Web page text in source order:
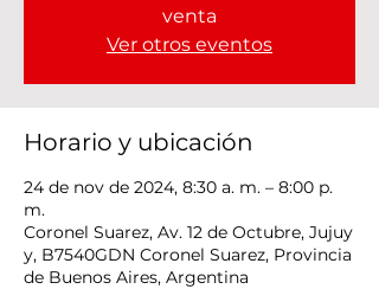
venta
Ver otros eventos
Horario y ubicación
24 de nov de 2024, 8:30 a. m. – 8:00 p.
m.
Coronel Suarez, Av. 12 de Octubre, Jujuy
y, B7540GDN Coronel Suarez, Provincia
de Buenos Aires, Argentina